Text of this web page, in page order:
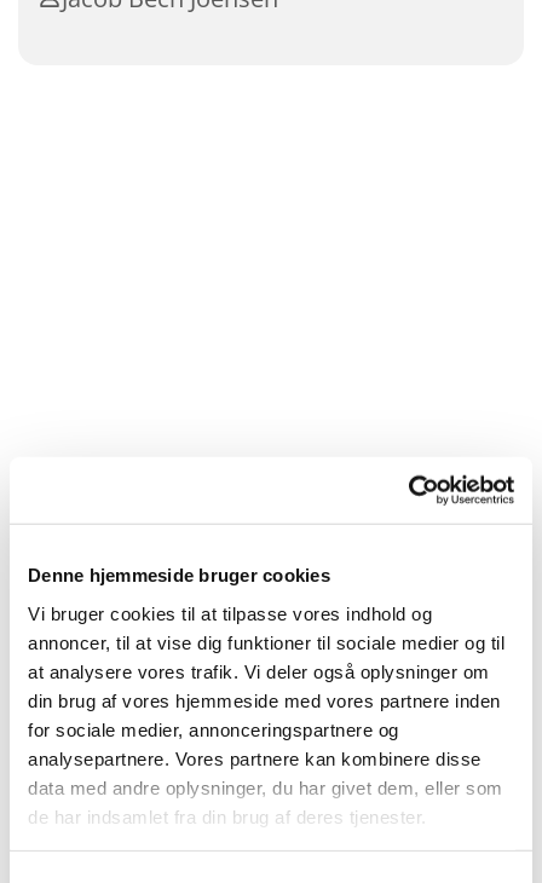
Denne hjemmeside bruger cookies
Vi bruger cookies til at tilpasse vores indhold og
annoncer, til at vise dig funktioner til sociale medier og til
at analysere vores trafik. Vi deler også oplysninger om
din brug af vores hjemmeside med vores partnere inden
for sociale medier, annonceringspartnere og
analysepartnere. Vores partnere kan kombinere disse
data med andre oplysninger, du har givet dem, eller som
de har indsamlet fra din brug af deres tjenester.
Du vil måske også kunne
lide...